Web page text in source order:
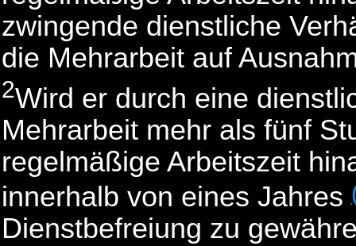
zwingende dienstliche
die Mehrarbeit auf
2Wird er durch eine
Mehrarbeit mehr als fünf
regelmäßige Arbeitszeit
innerhalb von eines Jahres
Dienstbefreiung zu